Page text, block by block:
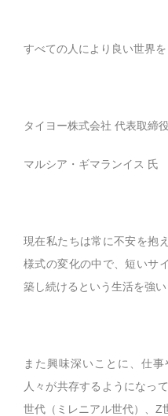
すべての人により良い世界を
タイヨー株式会社 代表取締
マルシア・ギマランイス 氏
現在私たちは常に不安を抱
様式の変化の中で、短いサ
築し続けるという生活を強い
また興味深いことに、仕
人々が共存するようになっ
世代（ミレニアル世代）、Z